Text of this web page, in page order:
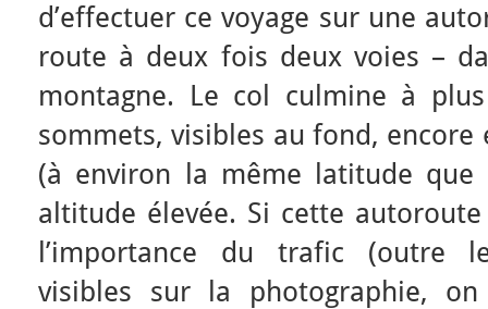
d’effectuer ce voyage sur une
route à deux fois deux voies –
montagne. Le col culmine à
sommets, visibles au fond, encore
(à environ la même latitude que
altitude élevée. Si cette
l’importance du trafic (outre
visibles sur la photographie,